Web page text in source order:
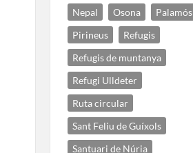
Nepal
Osona
Palamós
Pirineus
Refugis
Refugis de muntanya
Refugi Ulldeter
Ruta circular
Sant Feliu de Guíxols
Santuari de Núria